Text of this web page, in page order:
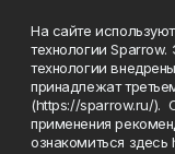
На сайте
технологии
технологии
принадлежат
(https://sparrow.ru/).
применения
ознакомиться